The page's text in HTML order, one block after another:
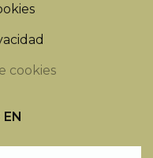
cookies
EN